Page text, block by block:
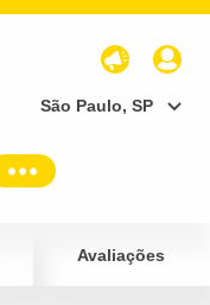
São Paulo, SP
Avaliações